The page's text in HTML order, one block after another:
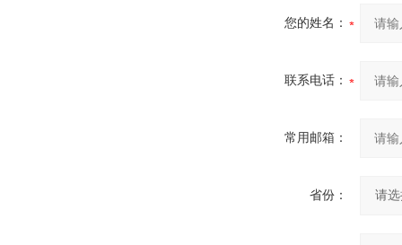
您的姓名：
联系电话：
常用邮箱：
省份：